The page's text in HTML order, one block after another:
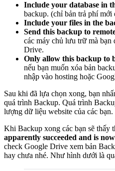
Include your database in
backup. (chỉ bản trả phí mới
Include your files in the
Send this backup to
các máy chủ lưu trữ mà bạn
Drive.
Only allow this backup to
nếu bạn muốn xóa bản
nhập vào hosting hoặc
Sau khi đã lựa chọn xong, bạn
quá trình Backup. Quá trình
lượng dữ liệu website của các bạn.
Khi Backup xong các bạn sẽ thấy
apparently succeeded and is
check Google Drive xem bản
hay chưa nhé. Như hình dưới là